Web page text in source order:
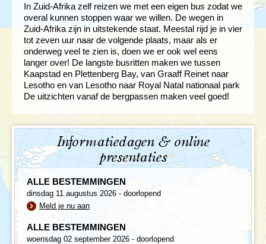
In Zuid-Afrika zelf reizen we met een eigen bus zodat we
overal kunnen stoppen waar we willen. De wegen in
Zuid-Afrika zijn in uitstekende staat. Meestal rijd je in vier
tot zeven uur naar de volgende plaats, maar als er
onderweg veel te zien is, doen we er ook wel eens
langer over! De langste busritten maken we tussen
Kaapstad en Plettenberg Bay, van Graaff Reinet naar
Lesotho en van Lesotho naar Royal Natal nationaal park
De uitzichten vanaf de bergpassen maken veel goed!
Informatiedagen & online
presentaties
ALLE BESTEMMINGEN
dinsdag 11 augustus 2026 - doorlopend
Meld je nu aan
ALLE BESTEMMINGEN
woensdag 02 september 2026 - doorlopend